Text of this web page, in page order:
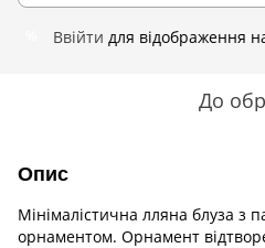
Ввійти для відображення
До
Опис
Мінімалістична лляна блуза з
орнаментом. Орнамент